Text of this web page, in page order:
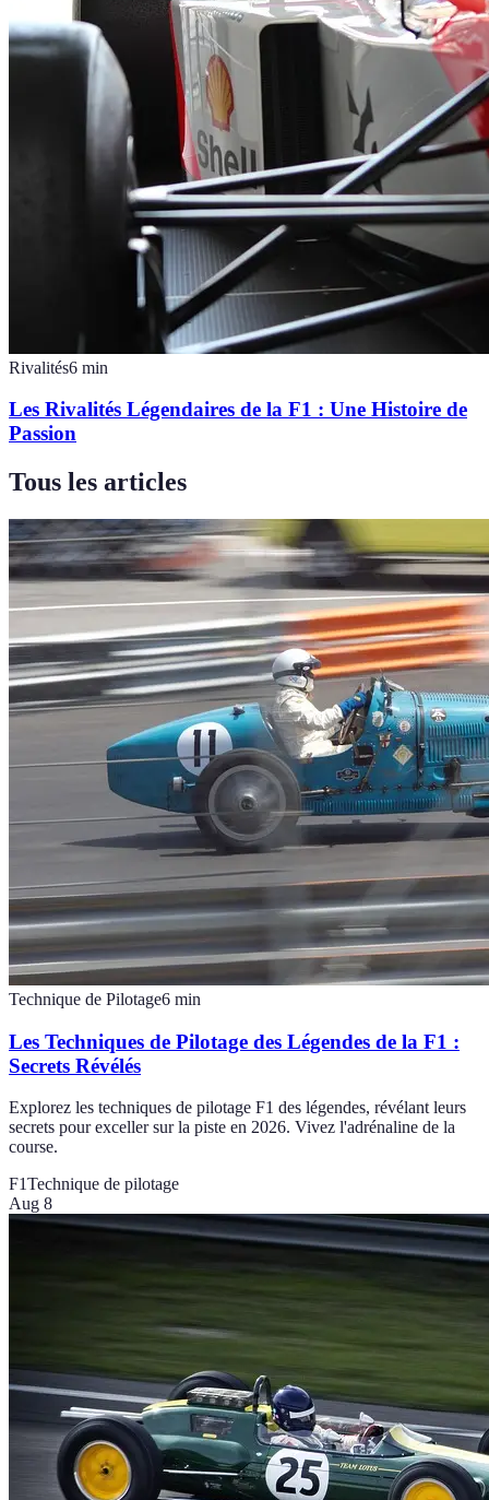
Rivalités6 min
Les Rivalités Légendaires de la F1 : Une Histoire de
Passion
Tous les articles
Technique de Pilotage6 min
Les Techniques de Pilotage des Légendes de la F1 :
Secrets Révélés
Explorez les techniques de pilotage F1 des légendes, révélant leurs
secrets pour exceller sur la piste en 2026. Vivez l'adrénaline de la
course.
F1Technique de pilotage
Aug 8